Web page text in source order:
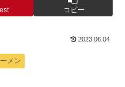
コピー
2023.06.04
メン